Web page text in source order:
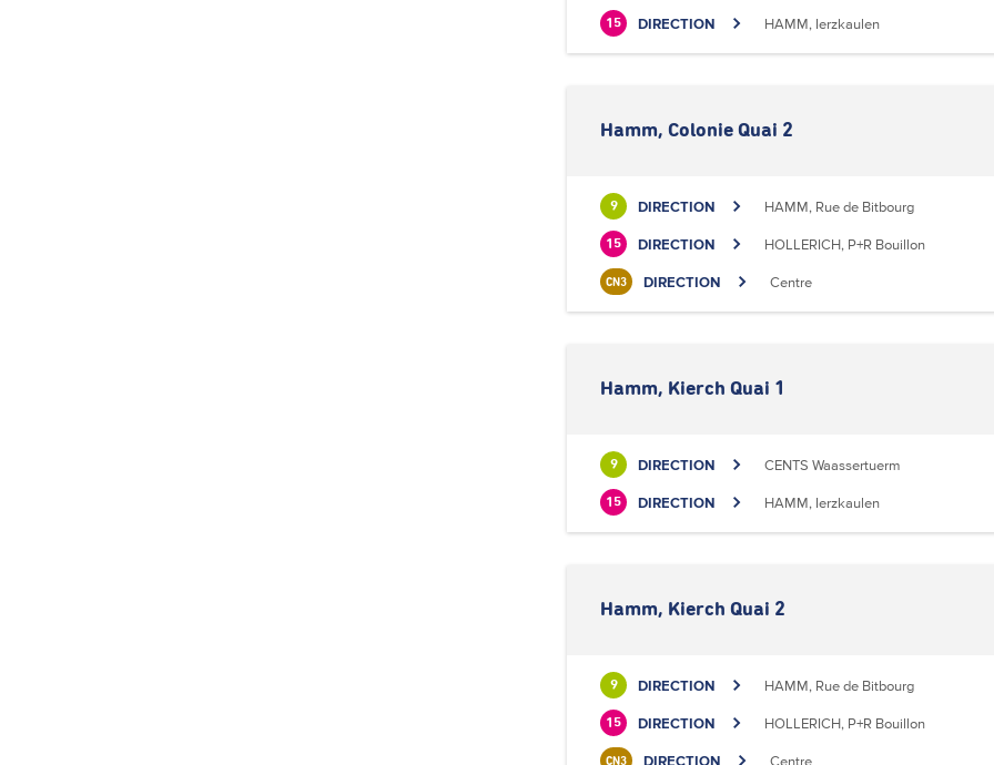
15 DIRECTION HAMM, Ierzkaulen
Hamm, Colonie Quai 2
9 DIRECTION HAMM, Rue de Bitbourg
15 DIRECTION HOLLERICH, P+R Bouillon
CN3 DIRECTION Centre
Hamm, Kierch Quai 1
9 DIRECTION CENTS Waassertuerm
15 DIRECTION HAMM, Ierzkaulen
Hamm, Kierch Quai 2
9 DIRECTION HAMM, Rue de Bitbourg
15 DIRECTION HOLLERICH, P+R Bouillon
CN3 DIRECTION Centre